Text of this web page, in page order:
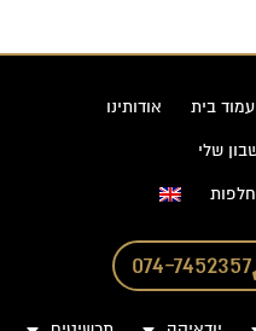
עמוד בית אודותינו
שלי
074-